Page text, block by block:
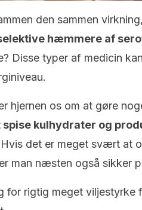
den sammen
hæmmere af
Disse typer af medicin
hjernen os om at gøre
spise kulhydrater og
Hvis det er meget svært at
man næsten også sikker
for rigtig meget viljestyrke